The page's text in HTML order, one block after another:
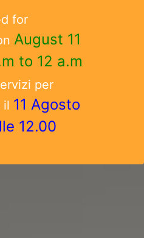
for
August 11
to 12 a.m
per
il 11 Agosto
12.00